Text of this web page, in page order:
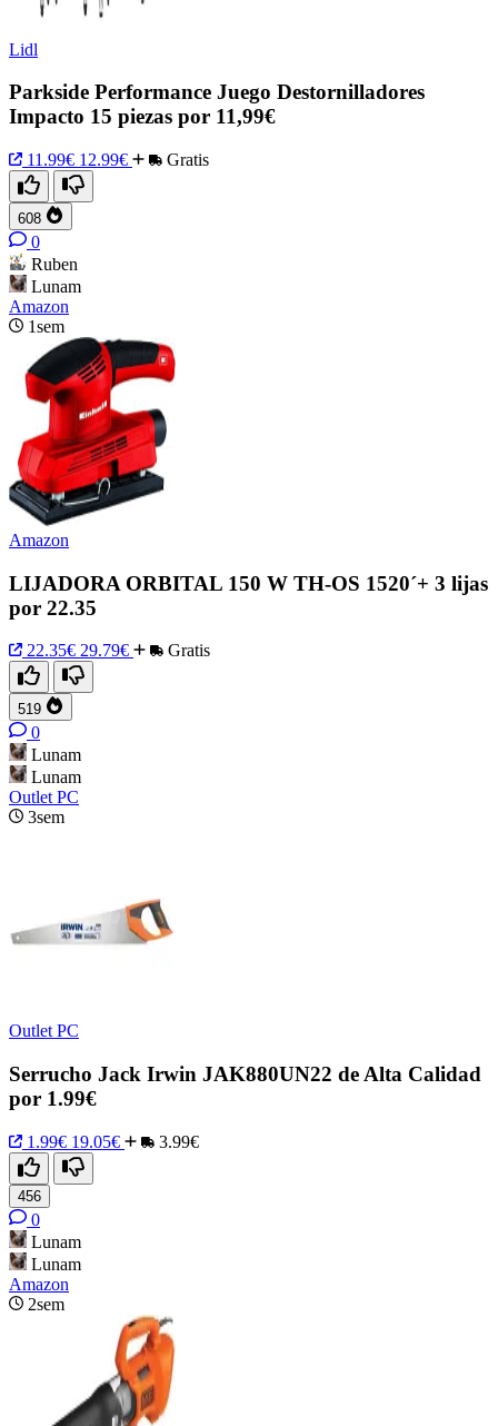
Lidl
Parkside Performance Juego Destornilladores
Impacto 15 piezas por 11,99€
11.99€ 12.99€ Gratis
608
0
Ruben
Lunam
Amazon
1sem
Amazon
LIJADORA ORBITAL 150 W TH-OS 1520´+ 3 lijas
por 22.35
22.35€ 29.79€ Gratis
519
0
Lunam
Lunam
Outlet PC
3sem
Outlet PC
Serrucho Jack Irwin JAK880UN22 de Alta Calidad
por 1.99€
1.99€ 19.05€ 3.99€
456
0
Lunam
Lunam
Amazon
2sem